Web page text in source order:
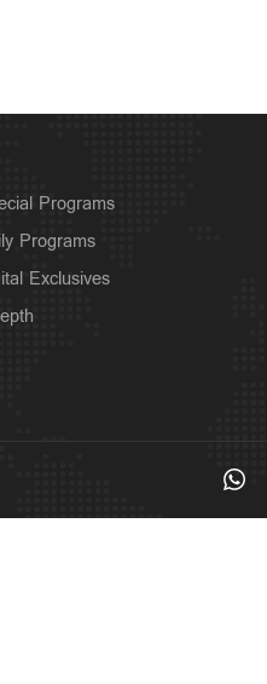
Programs
Programs
Exclusives